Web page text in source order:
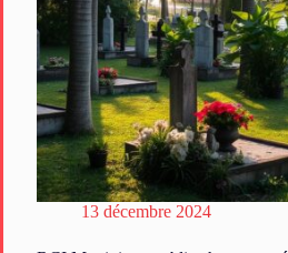
13 décembre 2024